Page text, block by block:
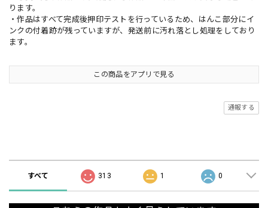
ります。
・作品はすべて完成後押印テストを行っているため、はんこ部分にイ
ンクの付着跡が残っていますが、発送前に汚れ落とし処理をしており
ます。
この商品をアプリで見る
通報する
すべて 313 1 0